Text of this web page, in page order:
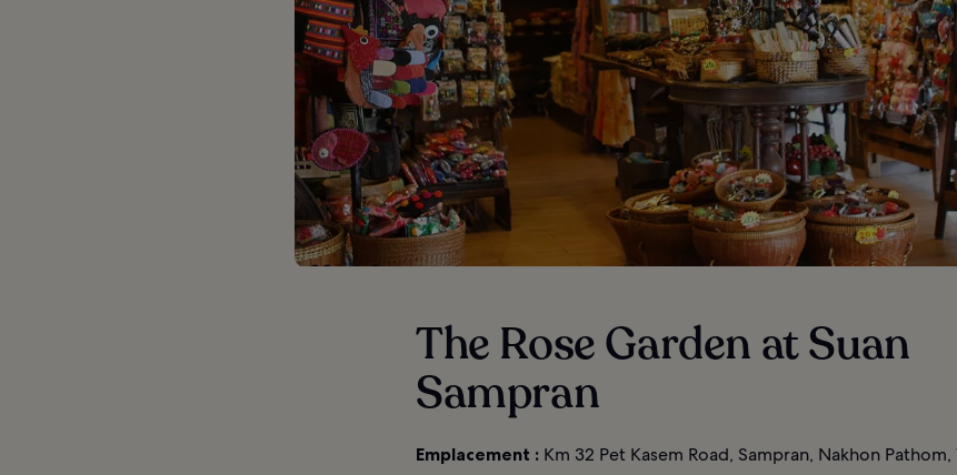
The Rose Garden at Suan
Sampran
Emplacement : Km 32 Pet Kasem Road, Sampran, Nakhon Pathom,